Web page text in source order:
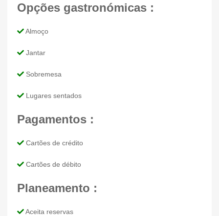
Opções gastronómicas :
Almoço
Jantar
Sobremesa
Lugares sentados
Pagamentos :
Cartões de crédito
Cartões de débito
Planeamento :
Aceita reservas